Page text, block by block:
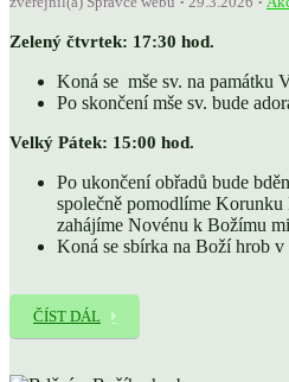
Zelený čtvrtek: 17:30 hod.
Koná se mše sv. na památku
Po skončení mše sv. bude
Velký Pátek: 15:00 hod.
Po ukončení obřadů bude
společně pomodlíme
zahájíme Novénu k Božímu
Koná se sbírka na Boží hrob v
ČÍST DÁL